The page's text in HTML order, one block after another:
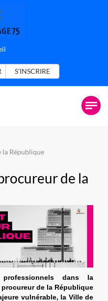
S'INSCRIRE
la République
de la
dans la
de la République
vulnérable, la Ville de